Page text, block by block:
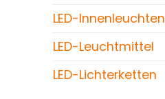
LED-Innenleuchten
LED-Leuchtmittel
LED-Lichterketten